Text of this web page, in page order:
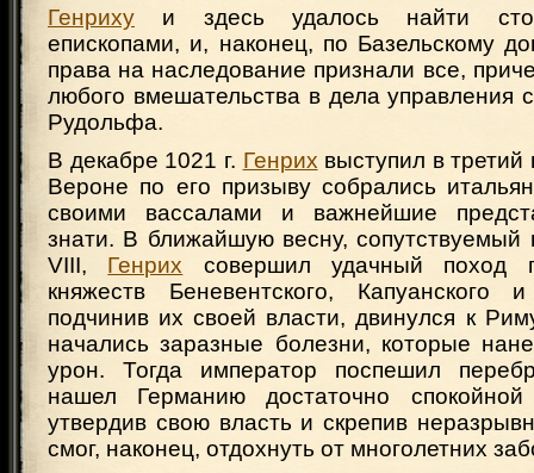
Генриху и здесь удалось найти
епископами, и, наконец, по Базельскому
права на наследование признали все,
любого вмешательства в дела управления
Рудольфа.
В декабре 1021 г. Генрих выступил в
Вероне по его призыву собрались
своими вассалами и важнейшие
знати. В ближайшую весну, сопутствуемый
VIII, Генрих совершил удачный поход
княжеств Беневентского, Капуанского
подчинив их своей власти, двинулся к
начались заразные болезни, которые
урон. Тогда император поспешил
нашел Германию достаточно спокойной
утвердив свою власть и скрепив
смог, наконец, отдохнуть от многолетних